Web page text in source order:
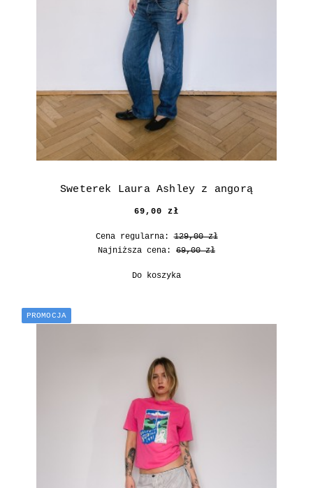
Sweterek Laura Ashley z angorą
69,00 zł
Cena regularna:129,00 zł
Najniższa cena: 69,00 zł
Do koszyka
PROMOCJA